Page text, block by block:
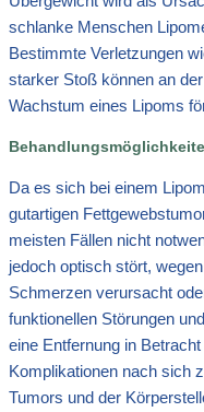
schlanke Menschen
Bestimmte Verletzungen
starker Stoß können an
Wachstum eines Lipoms
Da es sich bei einem
gutartigen
meisten Fällen nicht
jedoch optisch stört,
Schmerzen verursacht
funktionellen Störungen
eine Entfernung in
Komplikationen nach sich
Tumors und der